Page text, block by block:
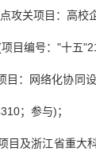
攻关项目：高校
项目编号： "十五
目：网络化协同
；参与)；
目及浙江省重大